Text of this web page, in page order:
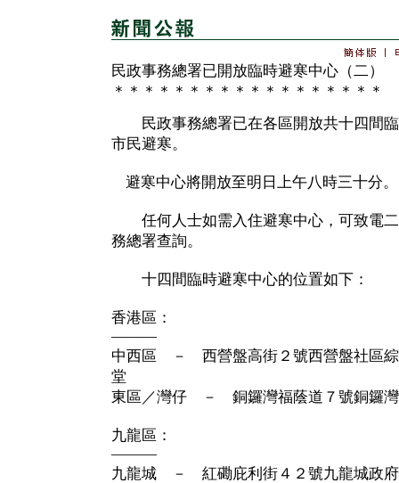
民政事務總署已開放臨時避寒中心（二）
＊＊＊＊＊＊＊＊＊＊＊＊＊＊＊＊＊＊
民政事務總署已在各區開放共十四間臨
市民避寒。
避寒中心將開放至明日上午八時三十分。
任何人士如需入住避寒中心，可致電
務總署查詢。
十四間臨時避寒中心的位置如下：
香港區：
———
中西區 － 西營盤高街２號西營盤社區綜
堂
東區／灣仔 － 銅鑼灣福蔭道７號銅鑼灣
九龍區：
———
九龍城 － 紅磡庇利街４２號九龍城政府